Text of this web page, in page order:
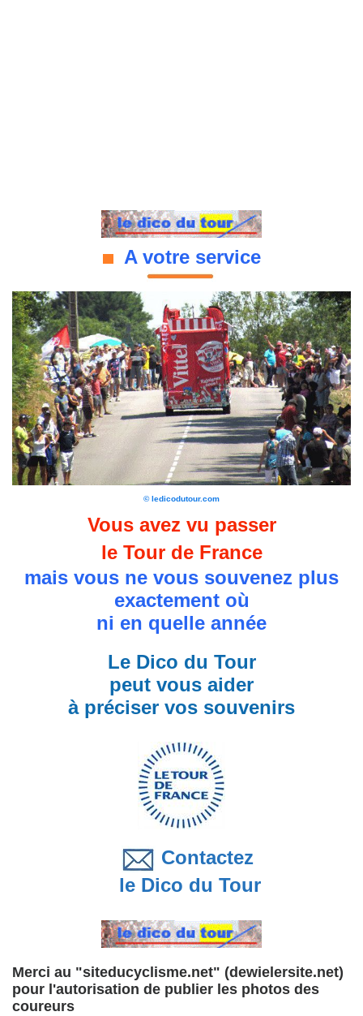
A votre service
© ledicodutour.com
Vous avez vu passer
le Tour de France
mais vous ne vous souvenez plus
exactement où
ni en quelle année
Le Dico du Tour
peut vous aider
à préciser vos souvenirs
Contactez
le Dico du Tour
Merci au "siteducyclisme.net" (dewielersite.net)
pour l'autorisation de publier les photos des
coureurs